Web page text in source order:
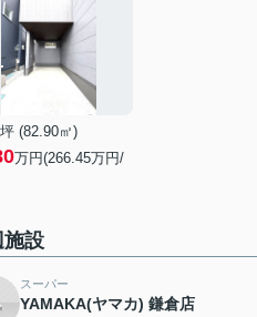
(82.90㎡)
万円(266.45万円/
施設
スーパー
YAMAKA(ヤマカ) 鎌倉店